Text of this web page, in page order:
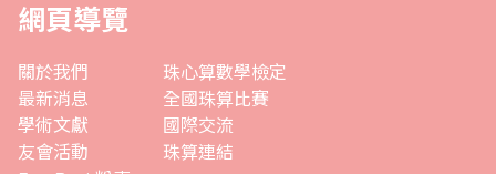
網頁導覽
關於我們
最新消息
學術文獻
友會活動
珠心算數學檢定
全國珠算比賽
國際交流
珠算連結